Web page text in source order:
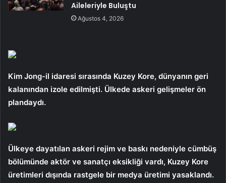
Aileleriyle Buluştu
Ağustos 4, 2026
Kim Jong-il idaresi sırasında Kuzey Kore, dünyanın geri
kalanından izole edilmişti. Ülkede askeri gelişmeler ön
plandaydı.
Ülkeye dayatılan askeri rejim ve baskı nedeniyle cümbüş
bölümünde aktör ve sanatçı eksikliği vardı, Kuzey Kore
üretimleri dışında rastgele bir medya üretimi yasaklandı.